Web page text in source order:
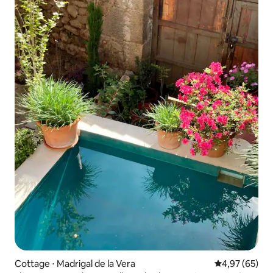
Cottage ⋅ Madrigal de la Vera Évaluation
4,97 (65)